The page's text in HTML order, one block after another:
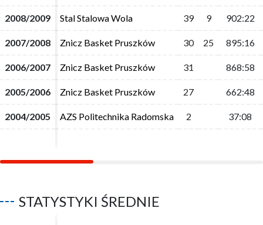
2008/2009 Stal Stalowa Wola 39 9 902:22
2007/2008 Znicz Basket Pruszków 30 25 895:16
2006/2007 Znicz Basket Pruszków 31 868:58
2005/2006 Znicz Basket Pruszków 27 662:48
2004/2005 AZS Politechnika Radomska 2 37:08
2008/2009 Stal Stalowa Wola 39 9 902:22
2007/2008 Znicz Basket Pruszków 30 25 895:16
2006/2007 Znicz Basket Pruszków 31 868:58
2005/2006 Znicz Basket Pruszków 27 662:48
2004/2005 AZS Politechnika Radomska 2 37:08
STATYSTYKI ŚREDNIE